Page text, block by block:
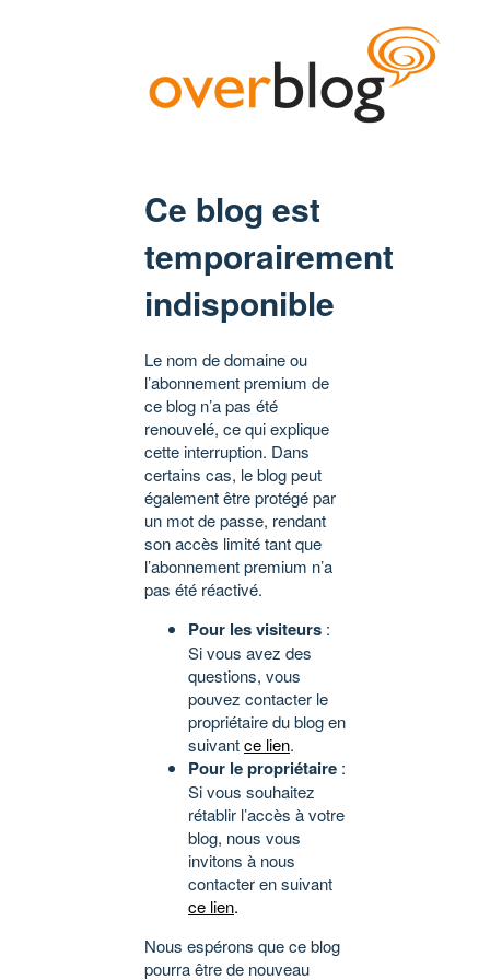
Ce blog est
temporairement
indisponible
Le nom de domaine ou
l’abonnement premium de
ce blog n’a pas été
renouvelé, ce qui explique
cette interruption. Dans
certains cas, le blog peut
également être protégé par
un mot de passe, rendant
son accès limité tant que
l’abonnement premium n’a
pas été réactivé.
Pour les visiteurs :
Si vous avez des
questions, vous
pouvez contacter le
propriétaire du blog en
suivantce lien.
Pour le propriétaire :
Si vous souhaitez
rétablir l’accès à votre
blog, nous vous
invitons à nous
contacter en suivant
ce lien.
Nous espérons que ce blog
pourra être de nouveau